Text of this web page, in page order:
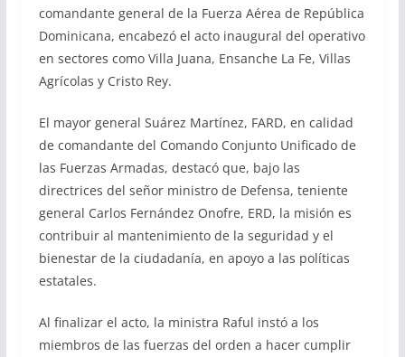
comandante general de la Fuerza Aérea de República
Dominicana, encabezó el acto inaugural del operativo
en sectores como Villa Juana, Ensanche La Fe, Villas
Agrícolas y Cristo Rey.
El mayor general Suárez Martínez, FARD, en calidad
de comandante del Comando Conjunto Unificado de
las Fuerzas Armadas, destacó que, bajo las
directrices del señor ministro de Defensa, teniente
general Carlos Fernández Onofre, ERD, la misión es
contribuir al mantenimiento de la seguridad y el
bienestar de la ciudadanía, en apoyo a las políticas
estatales.
Al finalizar el acto, la ministra Raful instó a los
miembros de las fuerzas del orden a hacer cumplir